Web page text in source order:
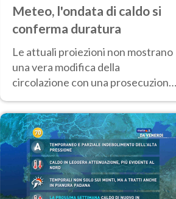
Meteo, l'ondata di caldo si
conferma duratura
Le attuali proiezioni non mostrano
una vera modifica della
circolazione con una prosecuzione
giorni, compresa la settimana di
Ferragosto